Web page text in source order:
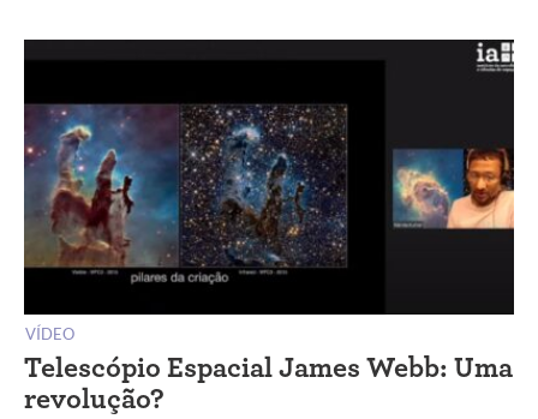
VÍDEO
Telescópio Espacial James Webb: Uma
revolução?